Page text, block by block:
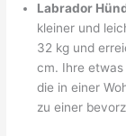
Labrador
kleiner und
32 kg und
cm. Ihre etwas
die in einer
zu einer